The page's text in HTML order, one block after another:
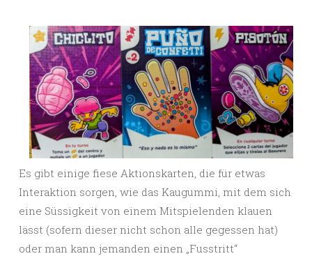
Es gibt einige fiese Aktionskarten, die für etwas
Interaktion sorgen, wie das Kaugummi, mit dem sich
eine Süssigkeit von einem Mitspielenden klauen
lässt (sofern dieser nicht schon alle gegessen hat)
oder man kann jemanden einen „Fusstritt“